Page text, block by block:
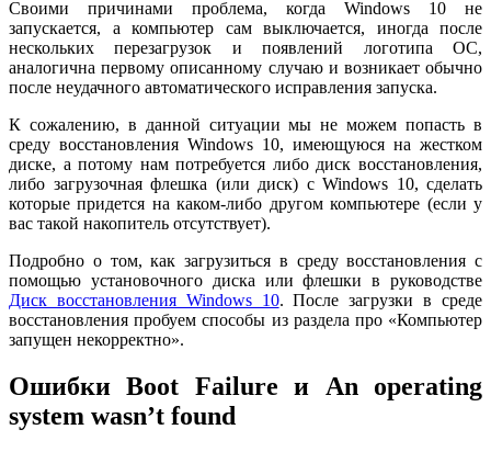
Своими причинами проблема, когда Windows 10 не
запускается, а компьютер сам выключается, иногда после
нескольких перезагрузок и появлений логотипа ОС,
аналогична первому описанному случаю и возникает обычно
после неудачного автоматического исправления запуска.
К сожалению, в данной ситуации мы не можем попасть в
среду восстановления Windows 10, имеющуюся на жестком
диске, а потому нам потребуется либо диск восстановления,
либо загрузочная флешка (или диск) с Windows 10, сделать
которые придется на каком-либо другом компьютере (если у
вас такой накопитель отсутствует).
Подробно о том, как загрузиться в среду восстановления с
помощью установочного диска или флешки в руководстве
Диск восстановления Windows 10. После загрузки в среде
восстановления пробуем способы из раздела про «Компьютер
запущен некорректно».
Ошибки Boot Failure и An operating
system wasn’t found